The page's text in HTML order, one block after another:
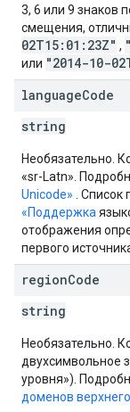
3, 6 или 9 знаков
смещения,
02T15:01:23Z" ,
или "2014-10-
languageCode
string
Необязательно.
«sr-Latn».
Unicode» .
«Поддержка
отображения
первого
regionCode
string
Необязательно.
двухсимвольное
уровня»).
доменов